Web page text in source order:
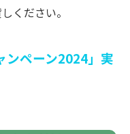
ください。
ンペーン2024」実